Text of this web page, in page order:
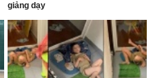
giảng dạy